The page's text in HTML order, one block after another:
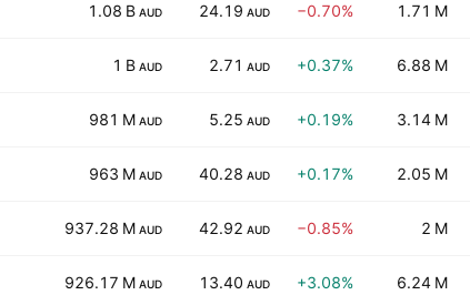
1.08 B AUD 24.19 AUD −0.70% 1.71 M
1 B AUD 2.71 AUD +0.37% 6.88 M
981 M AUD 5.25 AUD +0.19% 3.14 M
963 M AUD 40.28 AUD +0.17% 2.05 M
937.28 M AUD 42.92 AUD −0.85% 2 M
926.17 M AUD 13.40 AUD +3.08% 6.24 M